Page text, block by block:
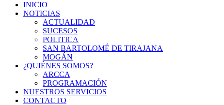
INICIO
NOTICIAS
ACTUALIDAD
SUCESOS
POLITICA
SAN BARTOLOMÉ DE TIRAJANA
MOGÁN
¿QUIÉNES SOMOS?
ARCCA
PROGRAMACIÓN
NUESTROS SERVICIOS
CONTACTO